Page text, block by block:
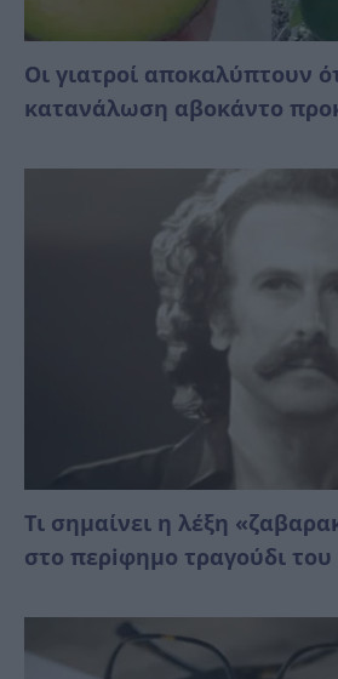
Οι γιατροί αποκαλύπτουν
κατανάλωση αβοκάντο
Τι σημαίνει η λέξη
στο περiφημο τραγούδι